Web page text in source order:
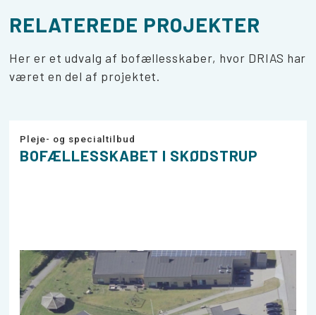
RELATEREDE PROJEKTER
Her er et udvalg af bofællesskaber, hvor DRIAS har
været en del af projektet.
Pleje- og specialtilbud
BOFÆLLESSKABET I SKØDSTRUP